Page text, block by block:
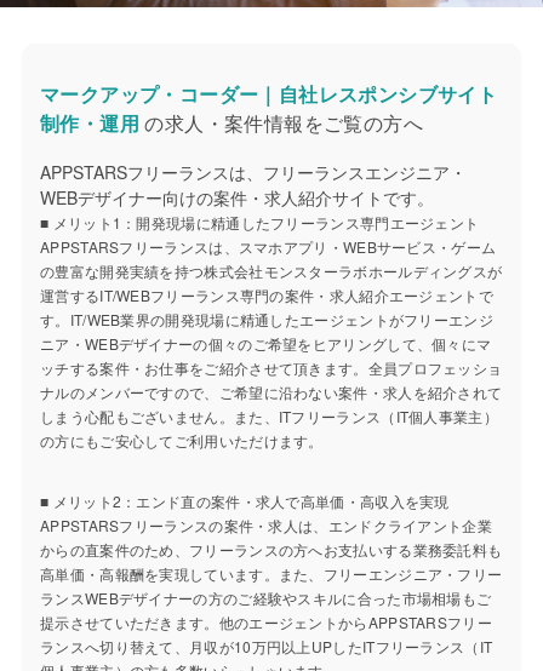
マークアップ・コーダー｜自社レスポンシブサイト
制作・運用の求人・案件情報をご覧の方へ
APPSTARSフリーランスは、フリーランスエンジニア・
WEBデザイナー向けの案件・求人紹介サイトです。
■ メリット1：開発現場に精通したフリーランス専門エージェント
APPSTARSフリーランスは、スマホアプリ・WEBサービス・ゲーム
の豊富な開発実績を持つ株式会社モンスターラボホールディングスが
運営するIT/WEBフリーランス専門の案件・求人紹介エージェントで
す。IT/WEB業界の開発現場に精通したエージェントがフリーエンジ
ニア・WEBデザイナーの個々のご希望をヒアリングして、個々にマ
ッチする案件・お仕事をご紹介させて頂きます。全員プロフェッショ
ナルのメンバーですので、ご希望に沿わない案件・求人を紹介されて
しまう心配もございません。また、ITフリーランス（IT個人事業主）
の方にもご安心してご利用いただけます。
■ メリット2：エンド直の案件・求人で高単価・高収入を実現
APPSTARSフリーランスの案件・求人は、エンドクライアント企業
からの直案件のため、フリーランスの方へお支払いする業務委託料も
高単価・高報酬を実現しています。また、フリーエンジニア・フリー
ランスWEBデザイナーの方のご経験やスキルに合った市場相場もご
提示させていただきます。他のエージェントからAPPSTARSフリー
ランスへ切り替えて、月収が10万円以上UPしたITフリーランス（IT